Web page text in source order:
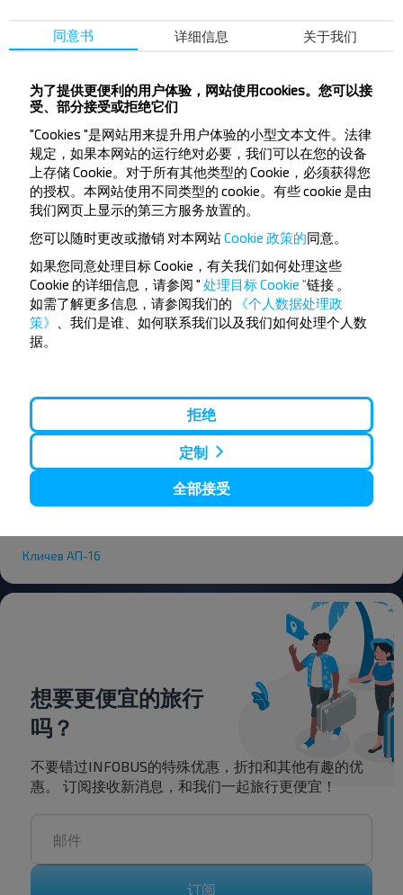
一, 二, 三, 四, 五
Bus Station
1 38
Mogilev
Bus Station, 93 Leninskaya str.
Klichaw—Goncha, Klichevskiy r-n MOGILEVSKAYA OBL. Belarus
—Gonchanskoe T/p, Klichevskiy r-n MOGILEVSKAYA OBL.
Belarus— Dowgaje—CHechevichi, Byhovskiy r-n
MOGILEVSKAYA OBL.— Gluhskaya seliba, Byhovskiy r-n
航班详情 购买
Aut. Nádr.
Aut. Nádr.
Aut. Nádr.
Aut. Nádr.
Кличев АП-16
想要更便宜的旅行
吗？
不要错过INFOBUS的特殊优惠，折扣和其他有趣的优
惠。 订阅接收新消息，和我们一起旅行更便宜！
订阅
同意书 详细信息 关于我们
为了提供更便利的用户体验，网站使用cookies。您可以接
受、部分接受或拒绝它们
"Cookies "是网站用来提升用户体验的小型文本文件。法律
规定，如果本网站的运行绝对必要，我们可以在您的设备
上存储 Cookie。对于所有其他类型的 Cookie，必须获得您
的授权。本网站使用不同类型的 cookie。有些 cookie 是由
我们网页上显示的第三方服务放置的。
您可以随时更改或撤销 对本网站Cookie 政策的同意。
如果您同意处理目标 Cookie，有关我们如何处理这些
Cookie 的详细信息，请参阅 " 处理目标 Cookie "链接
如需了解更多信息，请参阅我们的
《个人数据处理政
策》
、我们是谁、如何联系我们以及我们如何处理个人数
据。
拒绝
定制
全部接受